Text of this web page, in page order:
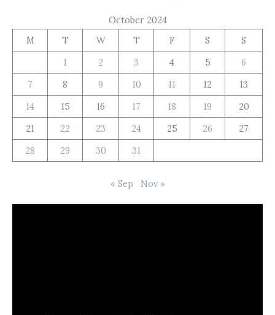
October 2024
M
T W T F S
S
1
2 3 4 5
6
7
8 9 10 11 12
13
14
15 16 17 18 19
20
21
22 23 24 25 26
27
28
29 30 31
« Sep Nov »